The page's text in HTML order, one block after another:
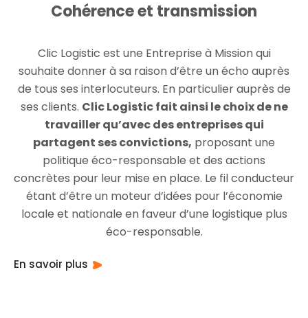
Cohérence et transmission
Clic Logistic est une Entreprise à Mission qui
souhaite donner à sa raison d’être un écho auprès
de tous ses interlocuteurs. En particulier auprès de
ses clients. Clic Logistic fait ainsi le choix de ne
travailler qu’avec des entreprises qui
partagent ses convictions, proposant une
politique éco-responsable et des actions
concrètes pour leur mise en place. Le fil conducteur
étant d’être un moteur d’idées pour l’économie
locale et nationale en faveur d’une logistique plus
éco-responsable.
En savoir plus